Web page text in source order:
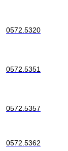
0572.5320
0572.5351
0572.5357
0572.5362